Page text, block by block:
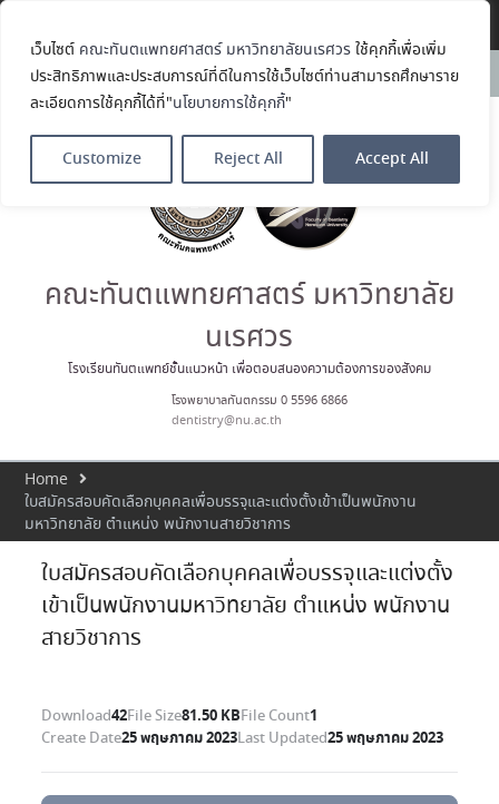
เว็บไซต์ คณะทันตแพทยศาสตร์ มหาวิทยาลัยนเรศวร ใช้คุกกี้เพื่อเพิ่ม
ประสิทธิภาพและประสบการณ์ที่ดีในการใช้เว็บไซต์ท่านสามารถศึกษาราย
ละเอียดการใช้คุกกี้ได้ที่"นโยบายการใช้คุกกี้"
Customize Reject All Accept All
News:
ตน ค้นหาตัวเอง
ขอแสดงความยินดีกับ รศ.ทพญ.รัช
วรรณ ตัณศลารักษ์ อาจารย์ประจำ
ภาควิชาทันตกรรมป้องกัน สาขาวิชา
ทันตกรรมจัดฟัน ในโอกาสได้รับ
ตำแหน่ง เลขาธิการสมาคม
ประมวลภาพบรรยากาศกิจกรรม
Dent Connect Board Game
2569 ณ คณะทันแพทยศาสตร์
คณะทันตแพทยศาสตร์ มหาวิทยาลัย
นเรศวร
โรงเรียนทันตแพทย์ชั้นแนวหน้า เพื่อตอบสนองความต้องการของสังคม
โรงพยาบาลทันตกรรม 0 5596 6866
dentistry@nu.ac.th
Home
ใบสมัครสอบคัดเลือกบุคคลเพื่อบรรจุและแต่งตั้งเข้าเป็นพนักงาน
มหาวิทยาลัย ตำแหน่ง พนักงานสายวิชาการ
ใบสมัครสอบคัดเลือกบุคคลเพื่อบรรจุและแต่งตั้ง
เข้าเป็นพนักงานมหาวิทยาลัย ตำแหน่ง พนักงาน
สายวิชาการ
Download42File Size81.50 KBFile Count1
Create Date25 พฤษภาคม 2023Last Updated25 พฤษภาคม 2023